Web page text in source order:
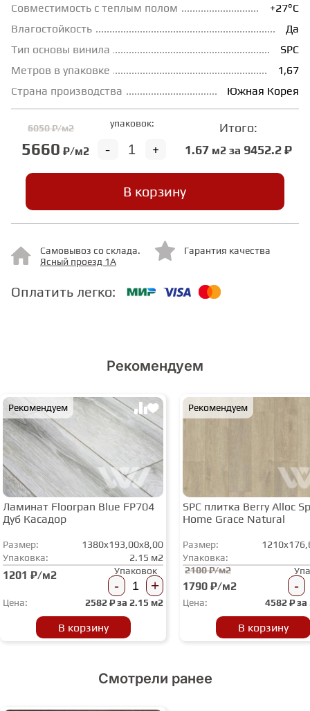
ИСКУССТВЕННАЯ ТРАВА
СТУПЕНИ
ФАНЕРА
МИНЕРАЛЬНО-КАМЕННЫЙ
ЛАМИНАТ MSPC
ЛАМИНАТ SWF
Совместимость с теплым полом
+27°С
Влагостойкость
Да
Тип основы винила
SPC
Метров в упаковке
1,67
Страна производства
Южная Корея
6050 ₽/м2
5660 ₽/м2
упаковок:
+
-
Итого:
1.67м2 за 9452.2 ₽
В корзину
Самовывоз со склада.
Ясный проезд 1А
Гарантия качества
Оплатить легко:
Рекомендуем
Рекомендуем
Ламинат Floorpan Blue FP704
Дуб Касадор
Размер:
1380x193,00x8,00
Упаковка:
2.15 м2
1201 ₽/м2 Упаковок
- +
Цена: 2582₽ за 2.15 м2
В корзину
Рекомендуем
SPC плитка Berry Alloc
Home Grace Natural
Размер:
Упаковка:
2100 ₽/м2
1790 ₽/м2 -
Цена: 4582₽ за
В корзину
Смотрели ранее